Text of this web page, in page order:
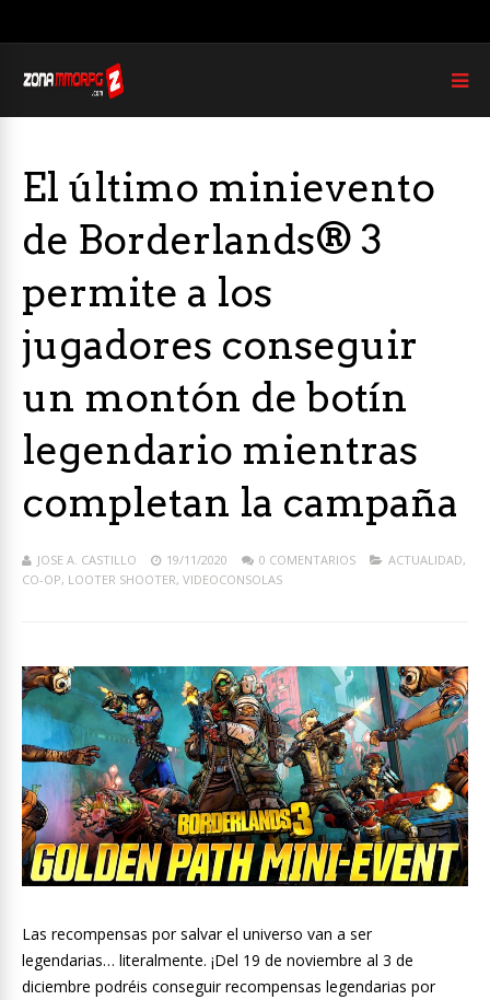
El último minievento
de Borderlands® 3
permite a los
jugadores conseguir
un montón de botín
legendario mientras
completan la campaña
JOSE A. CASTILLO 19/11/2020 0 COMENTARIOS ACTUALIDAD,
CO-OP, LOOTER SHOOTER, VIDEOCONSOLAS
Las recompensas por salvar el universo van a ser
legendarias… literalmente. ¡Del 19 de noviembre al 3 de
diciembre podréis conseguir recompensas legendarias por